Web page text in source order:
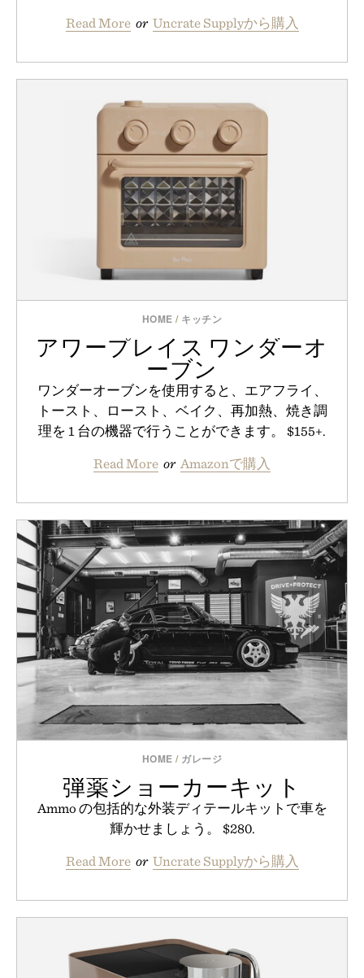
Read More or Uncrate Supplyから購入
HOME / キッチン
アワープレイス ワンダーオ
ーブン
ワンダーオーブンを使用すると、エアフライ、
トースト、ロースト、ベイク、再加熱、焼き調
理を 1 台の機器で行うことができます。 $155+.
Read More or Amazonで購入
HOME / ガレージ
弾薬ショーカーキット
Ammo の包括的な外装ディテールキットで車を
輝かせましょう。 $280.
Read More or Uncrate Supplyから購入